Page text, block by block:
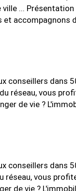
... Présentation
et accompagnons
conseillers dans
réseau, vous
de vie ?
conseillers dans
réseau, vous
de vie ?